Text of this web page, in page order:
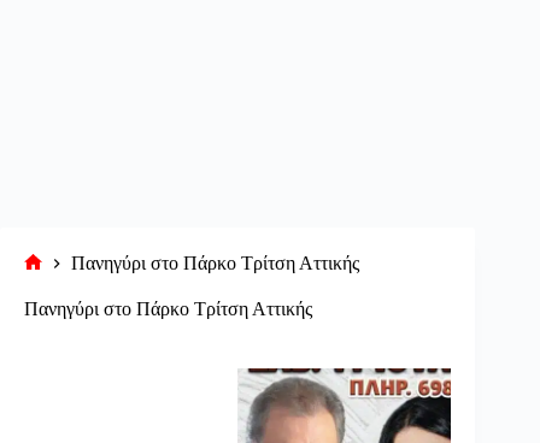
σελίδα
Πανηγύρι στο Πάρκο Τρίτση Αττικής
Πανηγύρι στο Πάρκο Τρίτση Αττικής